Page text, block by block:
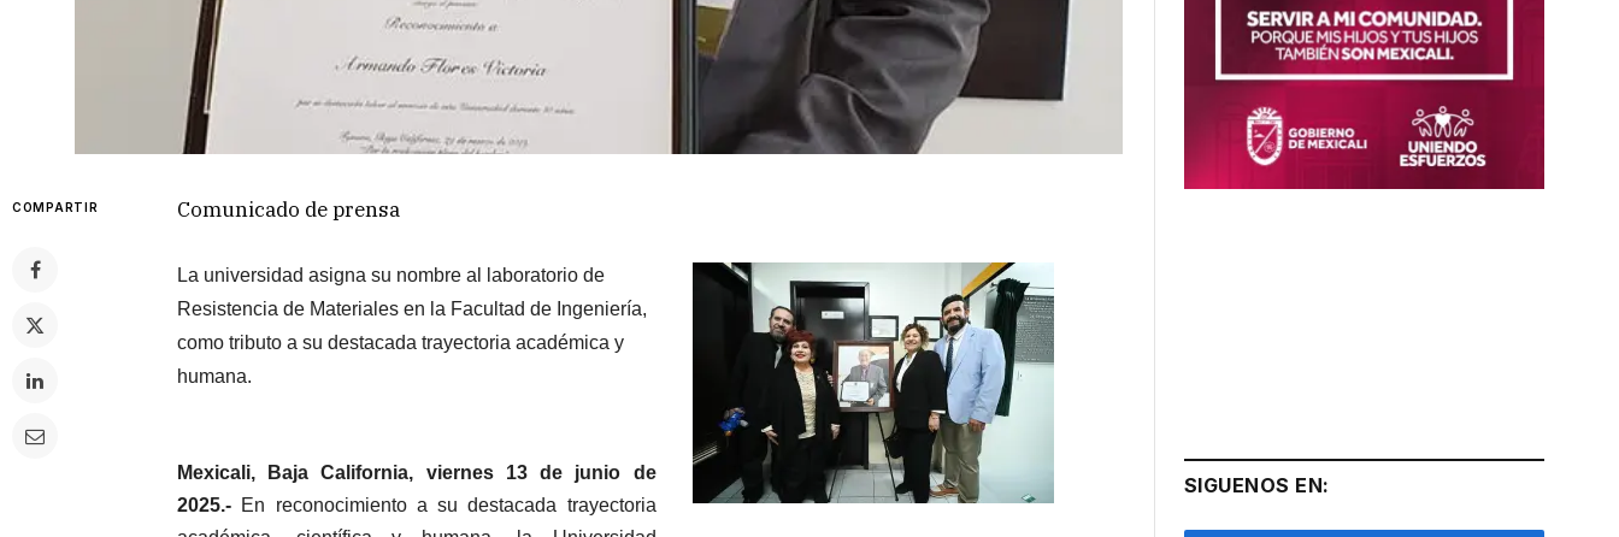
COMPARTIR Comunicado de prensa
La universidad asigna su nombre al laboratorio de
Resistencia de Materiales en la Facultad de Ingeniería,
como tributo a su destacada trayectoria académica y
humana.
Mexicali, Baja California, viernes 13 de junio de
2025.- En reconocimiento a su destacada trayectoria
SIGUENOS EN: